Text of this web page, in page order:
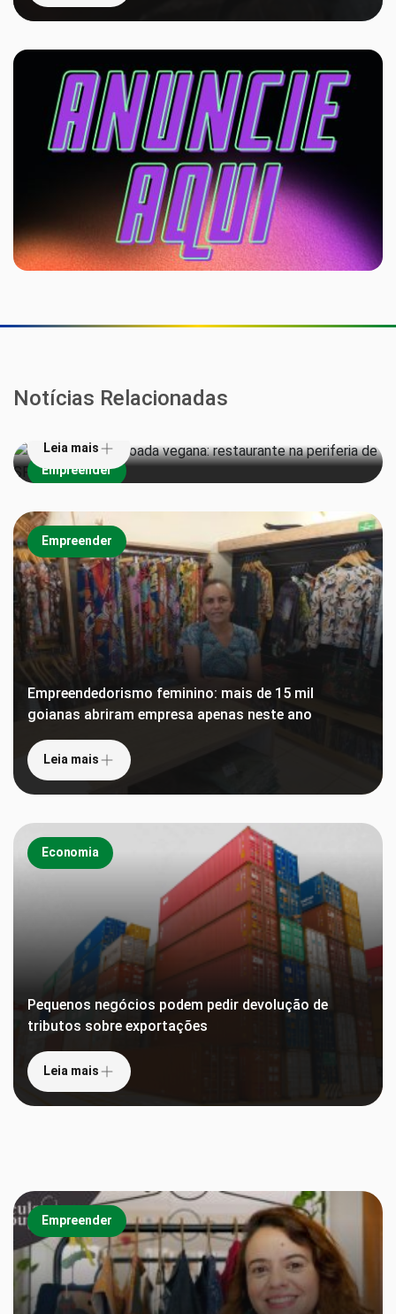
Notícias Relacionadas
Empreender
periferia de SP fatura R$ 40
Leia mais
Empreender
Empreendedorismo feminino: mais de 15 mil
goianas abriram empresa apenas neste ano
Leia mais
Economia
Pequenos negócios podem pedir devolução de
tributos sobre exportações
Leia mais
Estado investe R$ 1,3 milhão para criação de
empresas inovadoras
Empreender
Crédito é uma das principais demandas para
empresárias
Empreender